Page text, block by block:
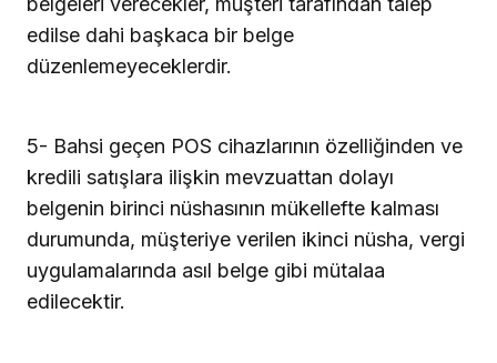
edilse dahi başkaca bir belge
düzenlemeyeceklerdir.
5- Bahsi geçen POS cihazlarının özelliğinden ve
kredili satışlara ilişkin mevzuattan dolayı
belgenin birinci nüshasının mükellefte kalması
durumunda, müşteriye verilen ikinci nüsha, vergi
uygulamalarında asıl belge gibi mütalaa
edilecektir.